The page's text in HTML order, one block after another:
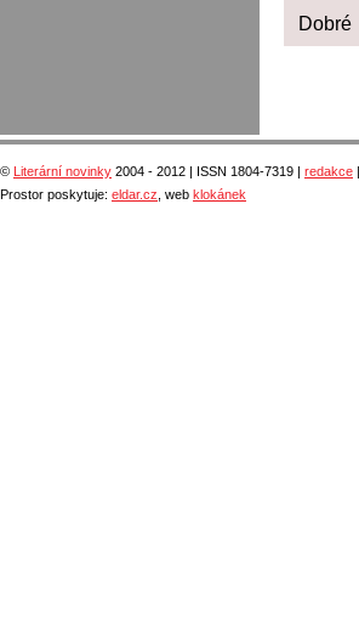
Dobré
© Literární novinky 2004 - 2012 | ISSN 1804-7319 | redakce
Prostor poskytuje: eldar.cz , web klokánek